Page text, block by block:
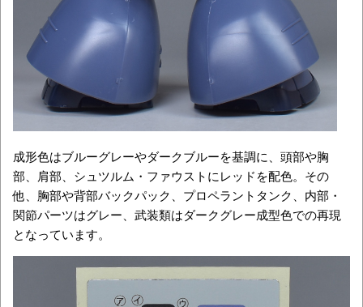
成形色はブルーグレーやダークブルーを基調に、頭部や胸
部、肩部、シュツルム・ファウストにレッドを配色。その
他、胸部や背部バックパック、プロペラントタンク、内部・
関節パーツはグレー、武装類はダークグレー成型色での再現
となっています。